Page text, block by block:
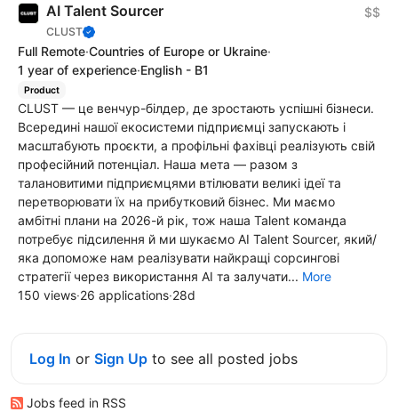
AI Talent Sourcer
CLUST
$$
Full Remote·Countries of Europe or Ukraine·
1 year of experience·English - B1
Product
CLUST — це венчур-білдер, де зростають успішні бізнеси.
Всередині нашої екосистеми підприємці запускають і
масштабують проєкти, а профільні фахівці реалізують свій
професійний потенціал. Наша мета — разом з
талановитими підприємцями втілювати великі ідеї та
перетворювати їх на прибутковий бізнес. Ми маємо
амбітні плани на 2026-й рік, тож наша Talent команда
потребує підсилення й ми шукаємо AI Talent Sourcer, який/
яка допоможе нам реалізувати найкращі сорсингові
стратегії через використання АІ та залучати... More
150 views·26 applications·28d
Log In or Sign Up to see all posted jobs
Jobs feed in RSS